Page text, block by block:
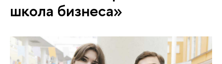
школа бизнеса»